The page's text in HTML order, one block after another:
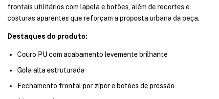
frontais utilitários com lapela e botões, além de recortes e
costuras aparentes que reforçam a proposta urbana da peça.
Destaques do produto:
Couro PU com acabamento levemente brilhante
Gola alta estruturada
Fechamento frontal por zíper e botões de pressão